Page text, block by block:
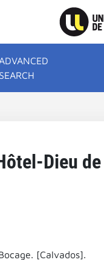
ADVANCED
SEARCH
Dieu de
[Calvados].